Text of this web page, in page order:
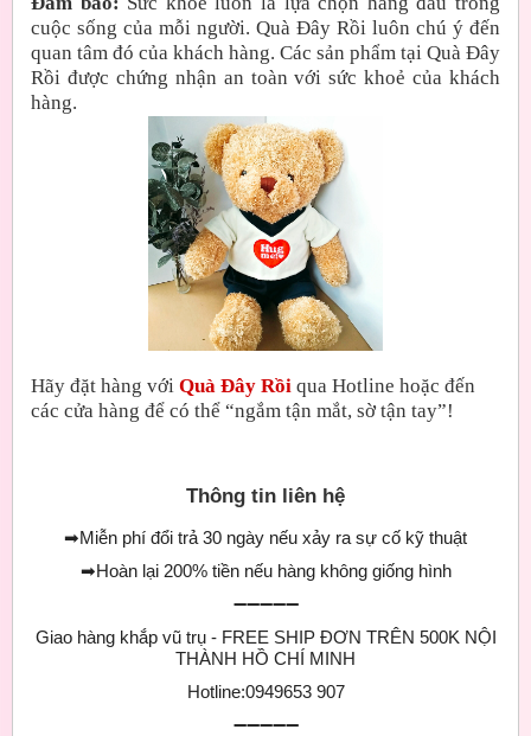
cuộc sống của mỗi người. Quà Đây Rồi luôn chú ý đến
quan tâm đó của khách hàng. Các sản phẩm tại Quà Đây
Rồi được chứng nhận an toàn với sức khoẻ của khách
hàng.
Hãy đặt hàng với Quà Đây Rồi qua Hotline hoặc đến
các cửa hàng để có thể “ngắm tận mắt, sờ tận tay”!
Thông tin liên hệ
➡Miễn phí đổi trả 30 ngày nếu xảy ra sự cố kỹ thuật
➡Hoàn lại 200% tiền nếu hàng không giống hình
➖➖➖➖➖
Giao hàng khắp vũ trụ - FREE SHIP ĐƠN TRÊN 500K NỘI
THÀNH HỒ CHÍ MINH
Hotline:0949653 907
➖➖➖➖➖